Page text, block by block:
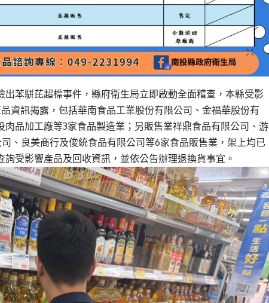
苯駢芘超標事件，縣府衛生局立即啟動全面稽查，本縣受影
資訊揭露，包括華南食品工業股份有限公司、金福華股份有
品加工廠等3家食品製造業；另販售業祥鼎食品有限公司、游
、良美商行及俊統食品有限公司等6家食品販售業，架上均已
受影響產品及回收資訊，並依公告辦理退換貨事宜。